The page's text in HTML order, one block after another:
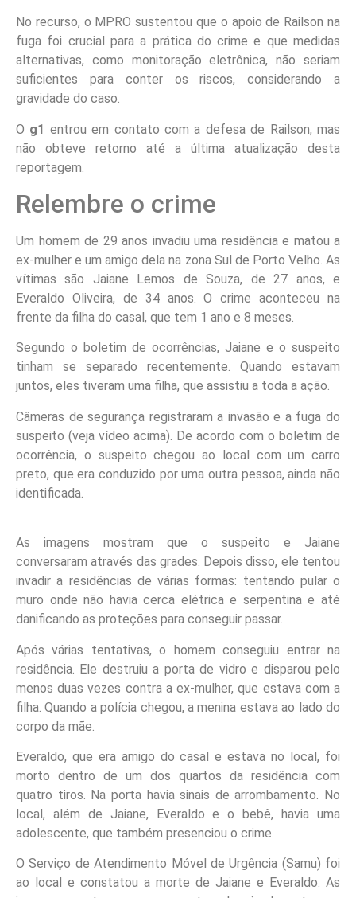
No recurso, o MPRO sustentou que o apoio de Railson na
fuga foi crucial para a prática do crime e que medidas
alternativas, como monitoração eletrônica, não seriam
suficientes para conter os riscos, considerando a
gravidade do caso.
O g1 entrou em contato com a defesa de Railson, mas
não obteve retorno até a última atualização desta
reportagem.
Relembre o crime
Um homem de 29 anos invadiu uma residência e matou a
ex-mulher e um amigo dela na zona Sul de Porto Velho. As
vítimas são Jaiane Lemos de Souza, de 27 anos, e
Everaldo Oliveira, de 34 anos. O crime aconteceu na
frente da filha do casal, que tem 1 ano e 8 meses.
Segundo o boletim de ocorrências, Jaiane e o suspeito
tinham se separado recentemente. Quando estavam
juntos, eles tiveram uma filha, que assistiu a toda a ação.
Câmeras de segurança registraram a invasão e a fuga do
suspeito (veja vídeo acima). De acordo com o boletim de
ocorrência, o suspeito chegou ao local com um carro
preto, que era conduzido por uma outra pessoa, ainda não
identificada.
As imagens mostram que o suspeito e Jaiane
conversaram através das grades. Depois disso, ele tentou
invadir a residências de várias formas: tentando pular o
muro onde não havia cerca elétrica e serpentina e até
danificando as proteções para conseguir passar.
Após várias tentativas, o homem conseguiu entrar na
residência. Ele destruiu a porta de vidro e disparou pelo
menos duas vezes contra a ex-mulher, que estava com a
filha. Quando a polícia chegou, a menina estava ao lado do
corpo da mãe.
Everaldo, que era amigo do casal e estava no local, foi
morto dentro de um dos quartos da residência com
quatro tiros. Na porta havia sinais de arrombamento. No
local, além de Jaiane, Everaldo e o bebê, havia uma
adolescente, que também presenciou o crime.
O Serviço de Atendimento Móvel de Urgência (Samu) foi
ao local e constatou a morte de Jaiane e Everaldo. As